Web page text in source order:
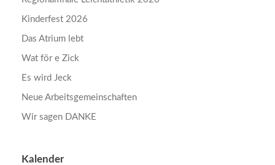
Kinderfest 2026
Das Atrium lebt
Wat för e Zick
Es wird Jeck
Neue Arbeitsgemeinschaften
Wir sagen DANKE
Kalender